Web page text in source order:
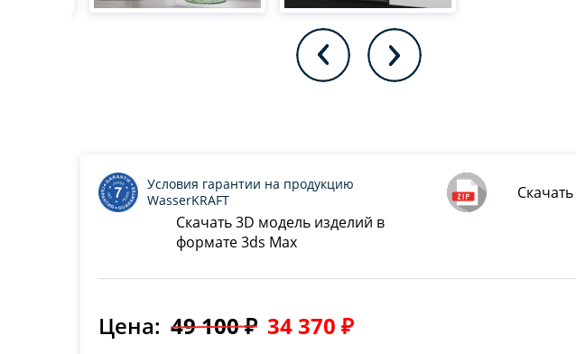
Скачать 3D модель изделий в
формате 3ds Max
Условия гарантии на продукцию
WasserKRAFT
Цена: 49 100 ₽ 34 370 ₽